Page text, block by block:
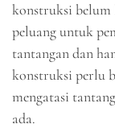
konstruksi belum
peluang untuk
tantangan dan
konstruksi perlu
mengatasi
ada.